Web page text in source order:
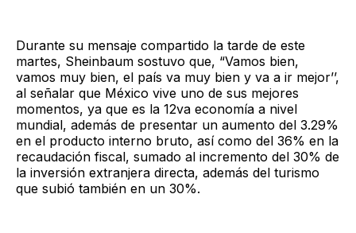
Durante su mensaje compartido la tarde de este
martes, Sheinbaum sostuvo que, “Vamos bien,
vamos muy bien, el país va muy bien y va a ir mejor’’,
al señalar que México vive uno de sus mejores
momentos, ya que es la 12va economía a nivel
mundial, además de presentar un aumento del 3.29%
en el producto interno bruto, así como del 36% en la
recaudación fiscal, sumado al incremento del 30% de
la inversión extranjera directa, además del turismo
que subió también en un 30%.